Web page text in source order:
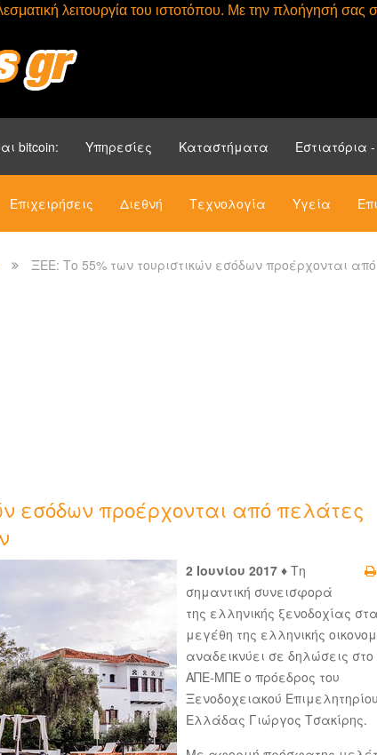
λειτουργία του ιστοτόπου. Με την πλοήγησή
bitcoin: Υπηρεσίες Καταστήματα Εστιατόρια
Επιχειρήσεις Διεθνή Τεχνολογία Υγεία
ΞΕΕ: Το 55% των τουριστικών εσόδων προέρχονται
εσόδων προέρχονται από πελάτες
2 Ιουνίου 2017 ♦ Τη
σημαντική συνεισφορά
της ελληνικής ξενοδοχίας στα
μεγέθη της ελληνικής
αναδεικνύει σε δηλώσεις στο
ΑΠΕ-ΜΠΕ ο πρόεδρος του
Ξενοδοχειακού Επιμελητηρίου
Ελλάδας Γιώργος Τσακίρης.